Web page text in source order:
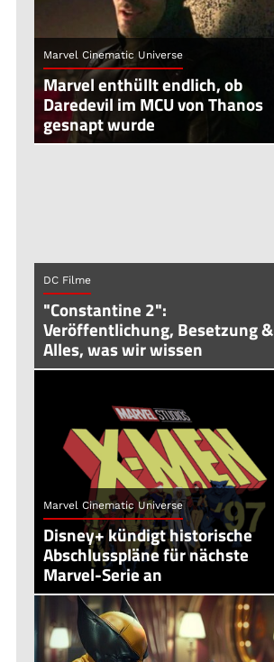
Marvel Cinematic Universe
Marvel enthüllt endlich, ob
Daredevil im MCU von Thanos
gesnapt wurde
DC Filme
"Constantine 2":
Veröffentlichung, Besetzung &
Alles, was wir wissen
Marvel Cinematic Universe
Disney+ kündigt historische
Abschlusspläne für nächste
Marvel-Serie an